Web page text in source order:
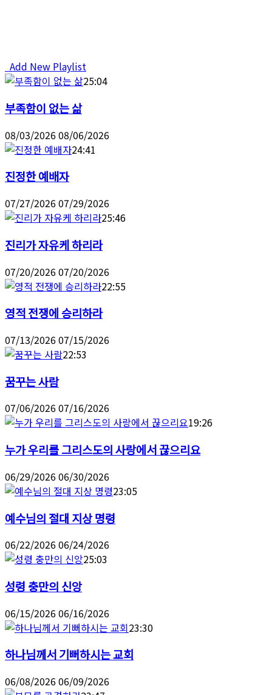
Add New Playlist
25:04
부족함이 없는 삶
08/03/202608/06/2026
24:41
진정한 예배자
07/27/202607/29/2026
25:46
진리가 자유케 하리라
07/20/202607/20/2026
22:55
영적 전쟁에 승리하라
07/13/202607/15/2026
22:53
꿈꾸는 사람
07/06/202607/16/2026
19:26
누가 우리를 그리스도의 사랑에서 끊으리요
06/29/202606/30/2026
23:05
예수님의 절대 지상 명령
06/22/202606/24/2026
25:03
성령 충만의 신앙
06/15/202606/16/2026
23:30
하나님께서 기뻐하시는 교회
06/08/202606/09/2026